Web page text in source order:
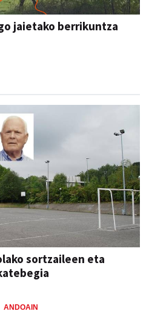
jaietako berrikuntza
sortzaileen eta
ANDOAIN